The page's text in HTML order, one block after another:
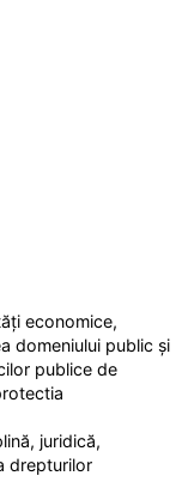
economice,
domeniului public și
publice de
juridică,
drepturilor